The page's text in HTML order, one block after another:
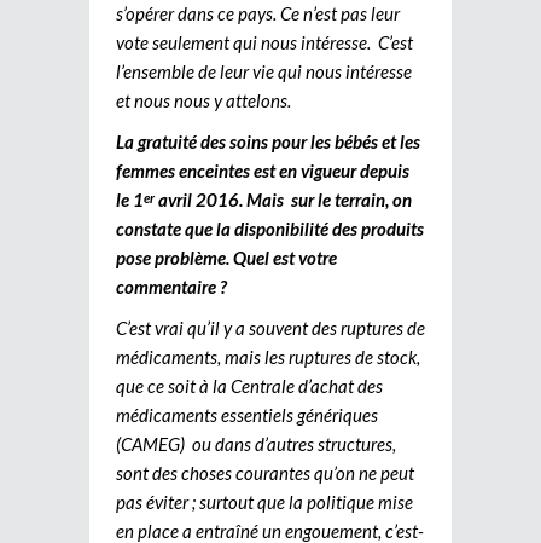
s’opérer dans ce pays. Ce n’est pas leur
vote seulement qui nous intéresse. C’est
l’ensemble de leur vie qui nous intéresse
et nous nous y attelons.
La gratuité des soins pour les bébés et les
femmes enceintes est en vigueur depuis
le 1eravril 2016. Mais sur le terrain, on
constate que la disponibilité des produits
pose problème. Quel est votre
commentaire ?
C’est vrai qu’il y a souvent des ruptures de
médicaments, mais les ruptures de stock,
que ce soit à la Centrale d’achat des
médicaments essentiels génériques
(CAMEG) ou dans d’autres structures,
sont des choses courantes qu’on ne peut
pas éviter ; surtout que la politique mise
en place a entraîné un engouement, c’est-